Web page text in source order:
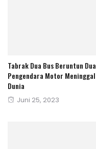
Tabrak Dua Bus Beruntun Dua
Pengendara Motor Meninggal
Dunia
Posted
Juni 25, 2023